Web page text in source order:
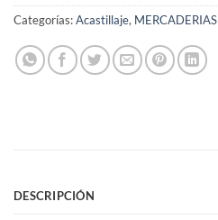
Categorías:Acastillaje, MERCADERIAS
DESCRIPCIÓN